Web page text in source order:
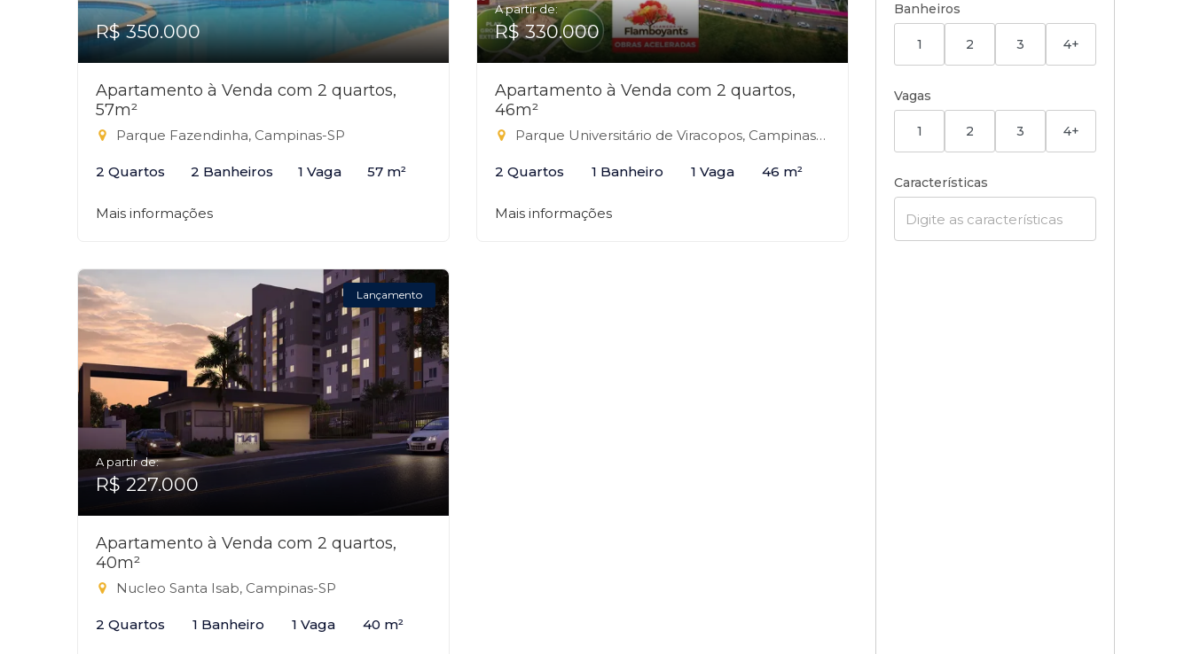
R$ 350.000
Apartamento à Venda com 2 quartos,
57m²
Parque Fazendinha, Campinas-SP
2 Quartos 2 Banheiros 1 Vaga 57 m²
Mais informações
A partir de:
R$ 330.000
Apartamento à Venda com 2 quartos,
46m²
Parque Universitário de Viracopos, Campinas-SP
2 Quartos 1 Banheiro 1 Vaga 46 m²
Mais informações
Lançamento
A partir de:
R$ 227.000
Apartamento à Venda com 2 quartos,
40m²
Nucleo Santa Isab, Campinas-SP
2 Quartos 1 Banheiro 1 Vaga 40 m²
Banheiros
1 2 3 4+
Vagas
1 2 3 4+
Características